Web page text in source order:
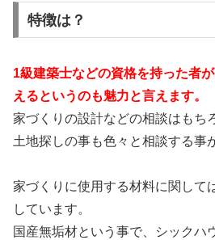
特徴は？
1級建築士などの資格を持った者
えるというのも魅力と言えます。
家づくりの設計などの相談はもち
土地探しの事も色々と相談する事
家づくりに使用する材料に関して
しています。
国産無垢材という事で、シックハ